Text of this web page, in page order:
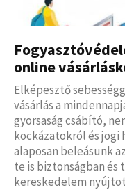
online
Elképesztő
vásárlás a
gyorsaság csábító,
kockázatokról és jogi
alaposan beleásunk
te is biztonságban és
kereskedelem